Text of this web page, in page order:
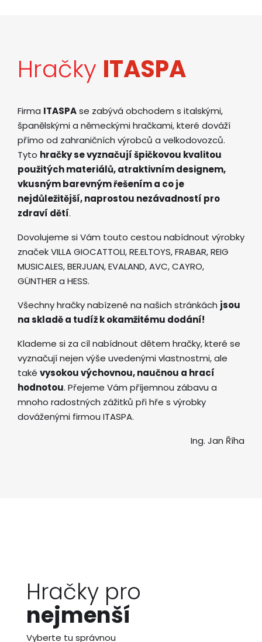
Hračky ITASPA
Firma ITASPAse zabývá obchodem s italskými,
španělskými a německými hračkami, které dováží
přímo od zahraničních výrobců a velkodovozců.
Tyto hračky se vyznačují špičkovou kvalitou
použitých materiálů, atraktivním designem,
vkusným barevným řešením a co je
nejdůležitější, naprostou nezávadností pro
zdraví dětí.
Dovolujeme si Vám touto cestou nabídnout výrobky
značek VILLA GIOCATTOLI, RE.ELTOYS, FRABAR, REIG
MUSICALES, BERJUAN, EVALAND, AVC, CAYRO,
GÜNTHER a HESS.
Všechny hračky nabízené na našich stránkách jsou
na skladě a tudíž k okamžitému dodání!
Klademe si za cíl nabídnout dětem hračky, které se
vyznačují nejen výše uvedenými vlastnostmi, ale
také vysokou výchovnou, naučnou a hrací
hodnotou. Přejeme Vám příjemnou zábavu a
mnoho radostných zážitků při hře s výrobky
dováženými firmou ITASPA.
Ing. Jan Říha
Hračky pro
nejmenší
Vyberte tu správnou